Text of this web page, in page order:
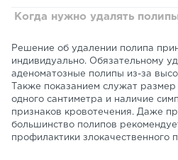
Когда нужно удалять
Решение об удалении полипа
индивидуально. Обязательному
аденоматозные полипы из-за
Также показанием служат
одного сантиметра и наличие
признаков кровотечения. Даже
большинство полипов
профилактики злокачественного